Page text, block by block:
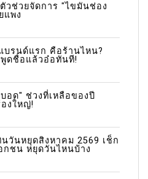
วช่วยจัดการ "ไขมันช่อง
แพง
รนด์แรก คือร้านไหน?
พูดชื่อแล้วอ๋อทันที!
อด" ช่วงที่เหลือของปี
งใหญ่!
วันหยุดสิงหาคม 2569 เช็ก
กชน หยุดวันไหนบ้าง